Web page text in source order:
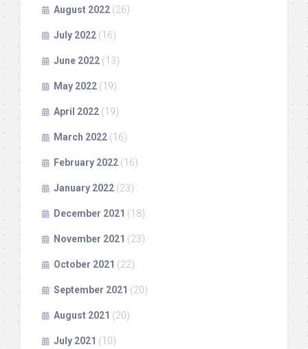
August 2022 (26)
July 2022 (16)
June 2022 (13)
May 2022 (19)
April 2022 (19)
March 2022 (16)
February 2022 (16)
January 2022 (23)
December 2021 (18)
November 2021 (23)
October 2021 (22)
September 2021 (20)
August 2021 (20)
July 2021 (10)